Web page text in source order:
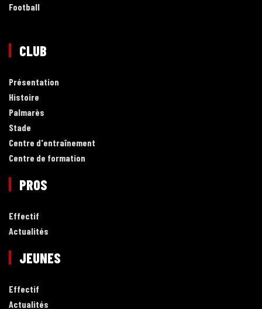
Football
CLUB
Présentation
Histoire
Palmarès
Stade
Centre d'entraînement
Centre de formation
PROS
Effectif
Actualités
JEUNES
Effectif
Actualités